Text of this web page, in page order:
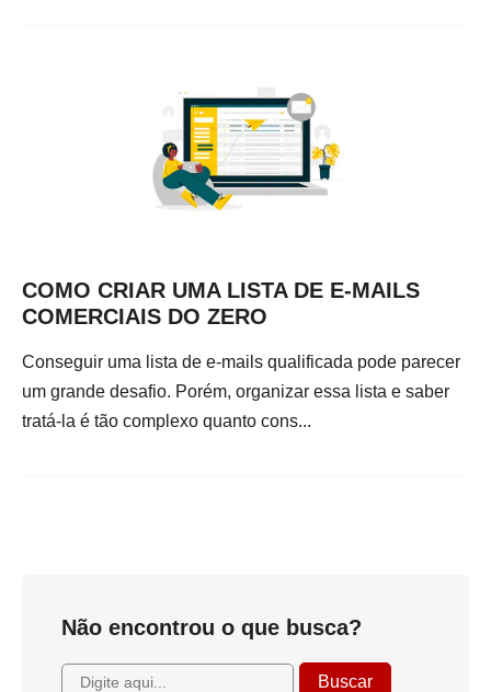
COMO CRIAR UMA LISTA DE E-MAILS
COMERCIAIS DO ZERO
Conseguir uma lista de e-mails qualificada pode parecer
um grande desafio. Porém, organizar essa lista e saber
tratá-la é tão complexo quanto cons...
Não encontrou o que busca?